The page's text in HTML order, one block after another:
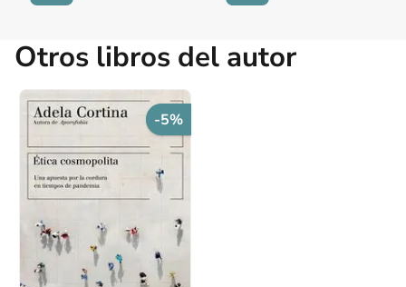
Otros libros del autor
-5%